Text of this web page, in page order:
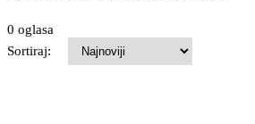
0 oglasa
Sortiraj: